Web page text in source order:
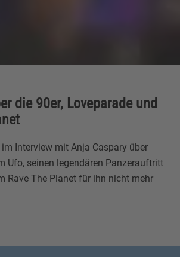
die 90er, Loveparade und
Interview mit Anja Caspary über
Ufo, seinen legendären Panzerauftritt
Rave The Planet für ihn nicht mehr